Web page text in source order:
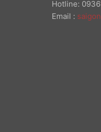
Hotline:
Email :